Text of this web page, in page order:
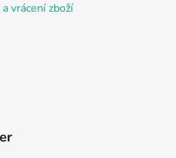
vrácení zboží